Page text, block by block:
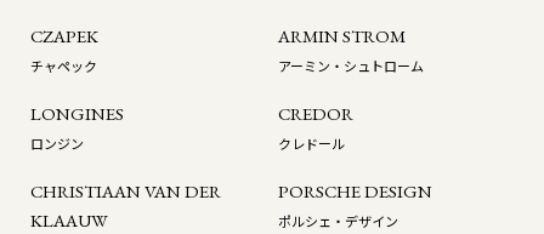
CZAPEK
チャペック
ARMIN STROM
アーミン・シュトローム
LONGINES
ロンジン
CREDOR
クレドール
CHRISTIAAN VAN DER
KLAAUW
PORSCHE DESIGN
ポルシェ・デザイン